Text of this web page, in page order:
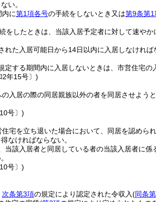
い。
に第1項各号の手続をしないとき又は第9条第1
をしたときは、当該入居予定者に対して速や
れた入居可能日から14日以内に入居しなければ
定する期間内に入居しないときは、市営住宅の
2年15号〕)
入居の際の同居親族以外の者を同居させよう
号〕)
宅を立ち退いた場合において、同居を認めら
なければならない。
当該入居者と同居している者の当該入居者に
号〕)
次条第3項の規定により認定された令収入(同条